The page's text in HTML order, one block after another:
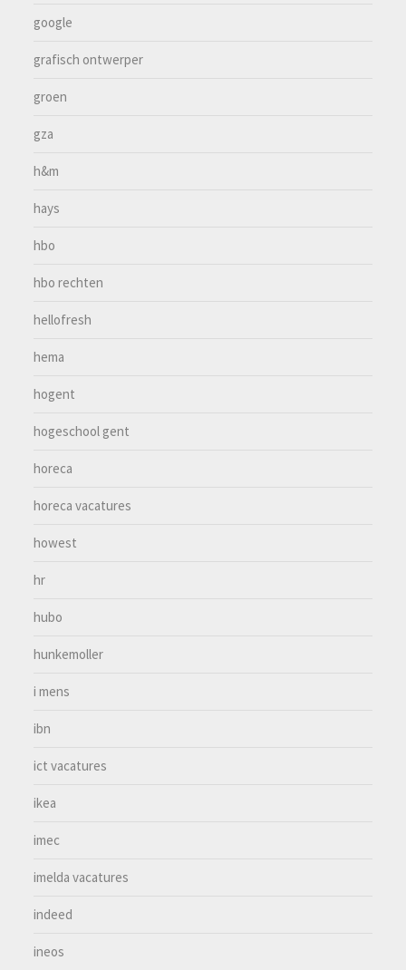
google
grafisch ontwerper
groen
gza
h&m
hays
hbo
hbo rechten
hellofresh
hema
hogent
hogeschool gent
horeca
horeca vacatures
howest
hr
hubo
hunkemoller
i mens
ibn
ict vacatures
ikea
imec
imelda vacatures
indeed
ineos